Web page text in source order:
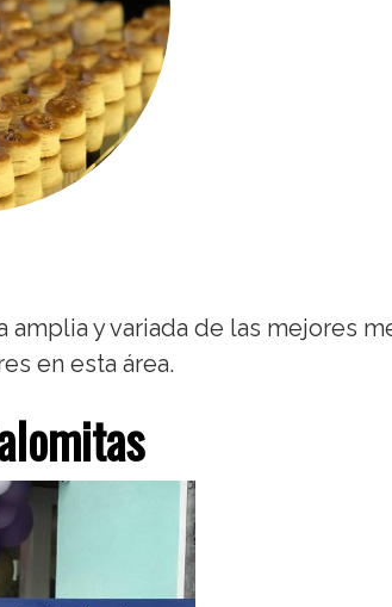
y variada de las mejores
en esta área.